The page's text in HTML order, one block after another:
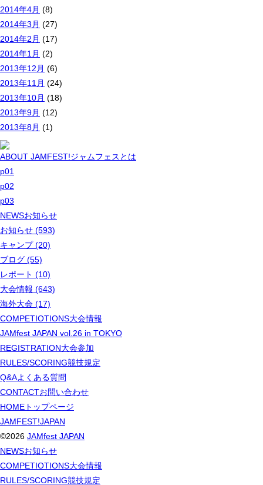
2014年4月 (8)
2014年3月 (27)
2014年2月 (17)
2014年1月 (2)
2013年12月 (6)
2013年11月 (24)
2013年10月 (18)
2013年9月 (12)
2013年8月 (1)
ABOUT JAMFEST!ジャムフェスとは
p01
p02
p03
NEWSお知らせ
お知らせ (593)
キャンプ (20)
ブログ (55)
レポート (10)
大会情報 (643)
海外大会 (17)
COMPETIOTIONS大会情報
JAMfest JAPAN vol.26 in TOKYO
REGISTRATION大会参加
RULES/SCORING競技規定
Q&Aよくある質問
CONTACTお問い合わせ
HOME トップページ
JAMFEST!JAPAN
©2026 JAMfest JAPAN
NEWSお知らせ
COMPETIOTIONS大会情報
RULES/SCORING競技規定